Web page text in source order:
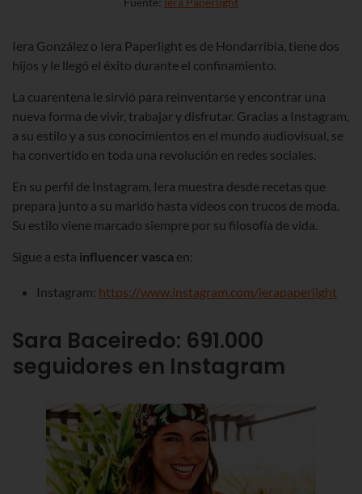
Iera González o Iera Paperlight es de Hondarribia, tiene dos
hijos y le llegó el éxito durante el confinamiento.
La cuarentena le sirvió para reinventarse y encontrar una
nueva forma de vivir, trabajar y disfrutar. Gracias a Instagram,
a su estilo y a sus conocimientos en el mundo audiovisual, se
ha convertido en toda una revolución en redes sociales.
En su perfil de Instagram, Iera muestra desde recetas que
prepara junto a su marido hasta vídeos con trucos de moda.
Su estilo viene marcado siempre por su filosofía de vida.
Sigue a esta influencer vasca en:
Instagram: https://www.instagram.com/ierapaperlight
Sara Baceiredo: 691.000
seguidores en Instagram